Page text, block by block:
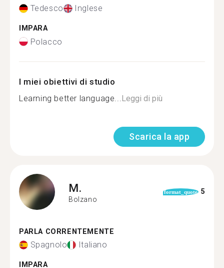
Tedesco Inglese
IMPARA
Polacco
I miei obiettivi di studio
Learning better language... Leggi di più
Scarica la app
M.
Bolzano
format_quote 5
PARLA CORRENTEMENTE
Spagnolo Italiano
IMPARA